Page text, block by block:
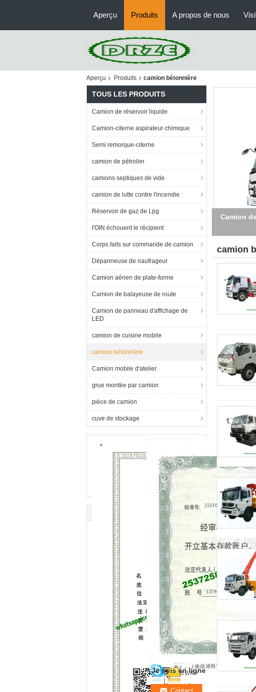
Aperçu Produits A propos de nous
Aperçu Produits camion bétonnière
TOUS LES PRODUITS
Camion de réservoir liquide
Camion-citerne aspirateur chimique
Semi remorque-citerne
camion de pétrolier
camions septiques de vide
camion de lutte contre l'incendie
Réservoir de gaz de Lpg
l'OIN échouent le récipient
Corps faits sur commande de camion
Dépanneuse de naufrageur
Camion aérien de plate-forme
Camion de balayeuse de route
Camion de panneau d'affichage de
LED
camion de cuisine mobile
camion bétonnière
Camion mobile d'atelier
grue montée par camion
pièce de camion
cuve de stockage
Je suis en ligne
une discussion
Camion 2
camion